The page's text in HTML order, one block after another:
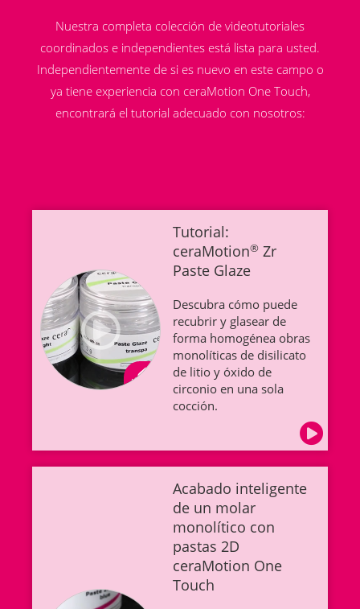
Nuestra completa colección de videotutoriales
coordinados e independientes está lista para usted.
Independientemente de si es nuevo en este campo o
ya tiene experiencia con ceraMotion One Touch,
encontrará el tutorial adecuado con nosotros:
Tutorial:
ceraMotion® Zr
Paste Glaze
Descubra cómo puede
recubrir y glasear de
forma homogénea obras
monolíticas de disilicato
de litio y óxido de
circonio en una sola
cocción.
Acabado inteligente
de un molar
monolítico con
pastas 2D
ceraMotion One
Touch